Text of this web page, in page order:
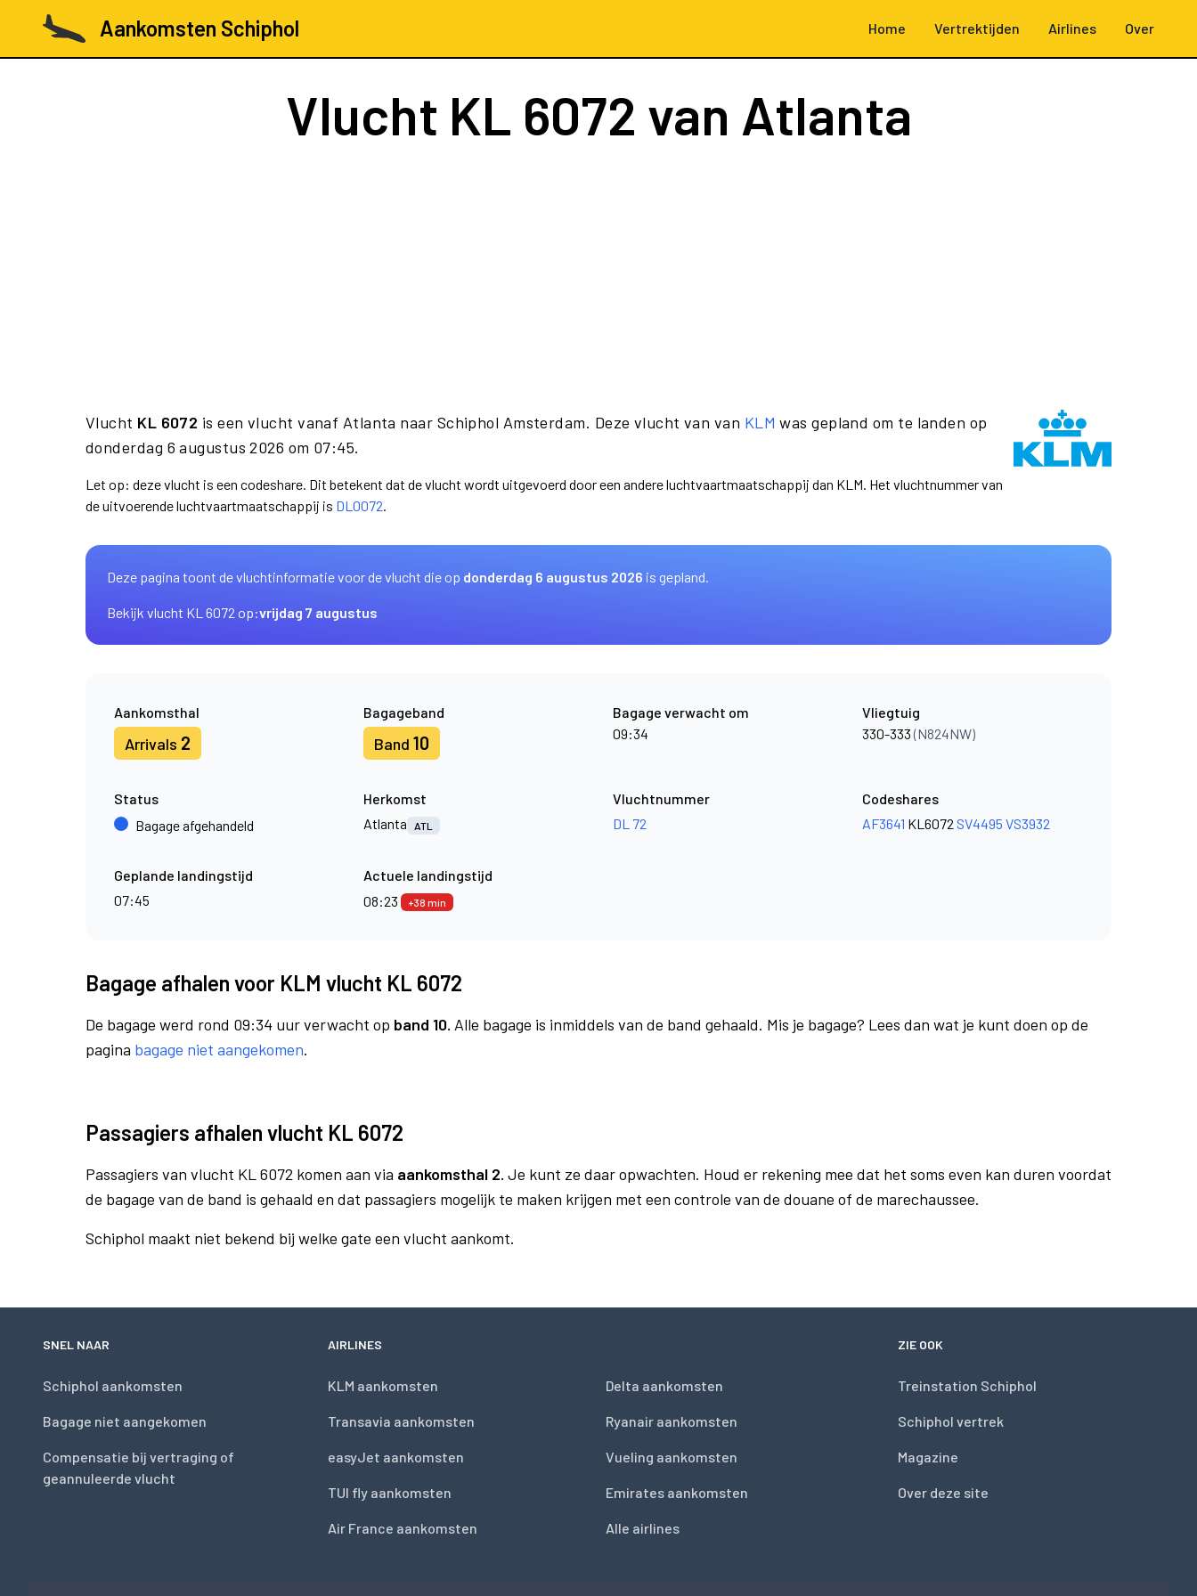
Aankomsten Schiphol Home Vertrektijden Airlines Over
Vlucht KL 6072 van Atlanta
Vlucht KL 6072 is een vlucht vanaf Atlanta naar Schiphol Amsterdam. Deze vlucht van van KLM was gepland om te landen op
donderdag 6 augustus 2026 om 07:45.
Let op: deze vlucht is een codeshare. Dit betekent dat de vlucht wordt uitgevoerd door een andere luchtvaartmaatschappij dan KLM. Het vluchtnummer van
de uitvoerende luchtvaartmaatschappij is DL0072.
Deze pagina toont de vluchtinformatie voor de vlucht die op donderdag 6 augustus 2026 is gepland.
Bekijk vlucht KL 6072 op:vrijdag 7 augustus
Aankomsthal
Arrivals 2
Bagageband
Band 10
Bagage verwacht om
09:34
Vliegtuig
330-333(N824NW)
Status
Bagage afgehandeld
Herkomst
Atlanta
ATL
Vluchtnummer
DL 72
Codeshares
AF3641 KL6072 SV4495 VS3932
Geplande landingstijd
07:45
Actuele landingstijd
08:23
+38 min
Bagage afhalen voor KLM vlucht KL 6072
De bagage werd rond 09:34 uur verwacht op band 10. Alle bagage is inmiddels van de band gehaald. Mis je bagage? Lees dan wat je kunt doen op de
pagina bagage niet aangekomen.
Passagiers afhalen vlucht KL 6072
Passagiers van vlucht KL 6072 komen aan via aankomsthal 2. Je kunt ze daar opwachten. Houd er rekening mee dat het soms even kan duren voordat
de bagage van de band is gehaald en dat passagiers mogelijk te maken krijgen met een controle van de douane of de marechaussee.
Schiphol maakt niet bekend bij welke gate een vlucht aankomt.
SNEL NAAR
Schiphol aankomsten
Bagage niet aangekomen
Compensatie bij vertraging of
geannuleerde vlucht
AIRLINES
KLM aankomsten
Transavia aankomsten
easyJet aankomsten
TUI fly aankomsten
Air France aankomsten
Delta aankomsten
Ryanair aankomsten
Vueling aankomsten
Emirates aankomsten
Alle airlines
ZIE OOK
Treinstation Schiphol
Schiphol vertrek
Magazine
Over deze site